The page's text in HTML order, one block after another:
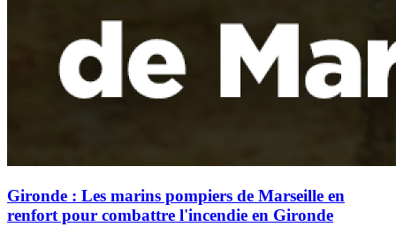
Gironde : Les marins pompiers de Marseille en
renfort pour combattre l'incendie en Gironde